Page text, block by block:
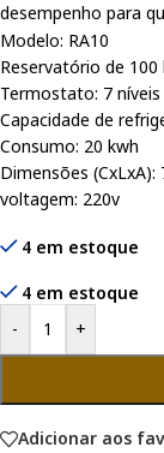
desempenho para
Modelo: RA10
Reservatório de
Termostato: 7
Capacidade de
Consumo: 20 kwh
Dimensões
voltagem: 220v
4 em estoque
4 em estoque
-
+
Adicionar aos